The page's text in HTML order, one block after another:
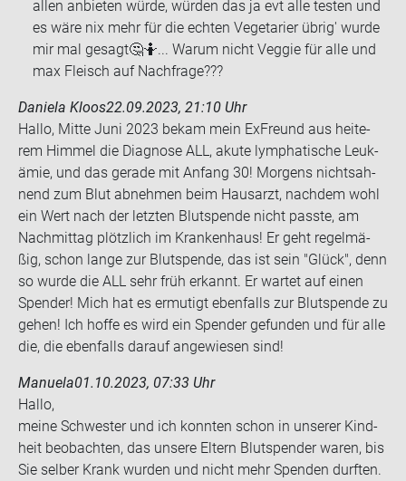
allen an­bie­ten würde, wür­den das ja evt alle tes­ten und
es wäre nix mehr für die ech­ten Ve­ge­ta­ri­er übrig' wurde
mir mal ge­sagt🤔🤷... Warum nicht Ve­g­gie für alle und
max Fleisch auf Nach­fra­ge???
Daniela Kloos22.09.2023, 21:10 Uhr
Hallo, Mitte Juni 2023 bekam mein Ex­Freund aus hei­te­
rem Him­mel die Dia­gno­se ALL, akute lympha­ti­sche Leuk­
ämie, und das ge­ra­de mit An­fang 30! Mor­gens nichts­ah­
nend zum Blut ab­neh­men beim Haus­arzt, nach­dem wohl
ein Wert nach der letz­ten Blut­spen­de nicht pass­te, am
Nach­mit­tag plötz­lich im Kran­ken­haus! Er geht re­gel­mä­
ßig, schon lange zur Blut­spen­de, das ist sein "Glück", denn
so wurde die ALL sehr früh er­kannt. Er war­tet auf einen
Spen­der! Mich hat es er­mu­tigt eben­falls zur Blut­spen­de zu
gehen! Ich hoffe es wird ein Spen­der ge­fun­den und für alle
die, die eben­falls dar­auf an­ge­wie­sen sind!
Manuela01.10.2023, 07:33 Uhr
Hallo,
meine Schwes­ter und ich konn­ten schon in un­se­rer Kind­
heit be­ob­ach­ten, das un­se­re El­tern Blut­spen­der waren, bis
Sie sel­ber Krank wur­den und nicht mehr Spen­den durf­ten.